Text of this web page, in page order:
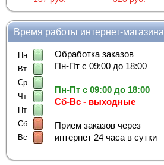
Время работы интернет-магазина
Пн
Вт
Ср
Чт
Пт
Сб
Вс
Обработка заказов
Пн-Пт с 09:00 до 18:00
Пн-Пт с 09:00 до 18:00
Сб-Вс - выходные
Прием заказов через
интернет 24 часа в сутки